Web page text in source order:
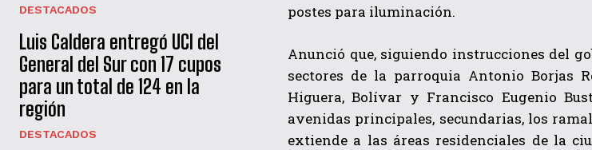
DESTACADOS
Luis Caldera entregó UCI del
General del Sur con 17 cupos
para un total de 124 en la
región
DESTACADOS
postes para iluminación.
Anunció que, siguiendo instrucciones del
sectores de la parroquia Antonio Borjas
Higuera, Bolívar y Francisco Eugenio
avenidas principales, secundarias, los
extiende a las áreas residenciales de la